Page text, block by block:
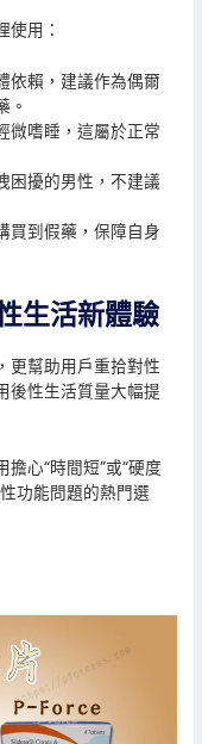
使用：
依賴，建議作為偶爾
。
微嗜睡，這屬於正常
困擾的男性，不建議
買到假藥，保障自身
生活新體驗
更幫助用戶重拾對性
後性生活質量大幅提
心“時間短”或“硬度
功能問題的熱門選